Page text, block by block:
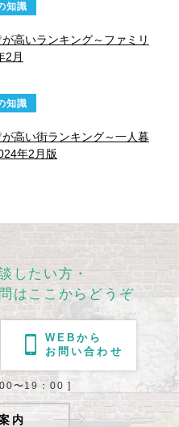
知識
高いランキング～ファミリ
2月
知識
高い街ランキング～一人暮
年2月版
したい方・
はここからどうぞ
WEBから
お問い合わせ
〜19：00 ]
内